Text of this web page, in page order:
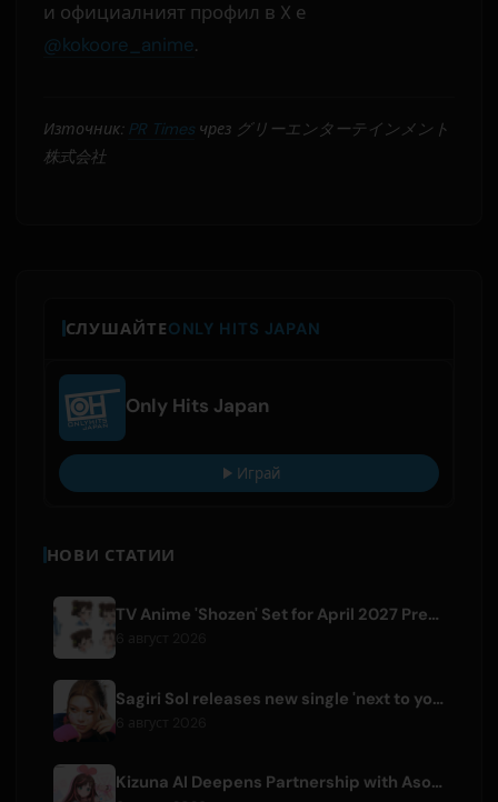
и официалният профил в X е
@kokoore_anime.
Източник: PR Timesчрез グリーエンターテインメント
株式会社
СЛУШАЙТЕONLY HITS JAPAN
Only Hits Japan
Играй
НОВИ СТАТИИ
TV Anime 'Shozen' Set for April 2027 Premiere on Fuji TV
Sagiri Sol releases new single 'next to your love' after hiatus
Kizuna AI Deepens Partnership with Asobisystem Ahead of 10th Anniversary World Tour